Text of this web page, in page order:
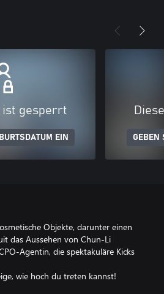
ist gesperrt
EIN GEBEN
Objekte, darunter einen
das Aussehen von Chun-Li
Agentin, die spektakuläre Kicks
wie hoch du treten kannst!